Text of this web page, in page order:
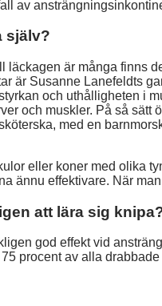
av
själv?
läckagen är många finns
är Susanne Lanefeldts
och uthålligheten i
och muskler. På så sätt
med en
eller koner med olika
ännu effektivare. När
att lära sig
god effekt vid
procent av alla